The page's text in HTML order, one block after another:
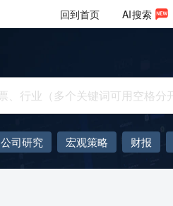
回到首页 AI搜索
公司研究 宏观策略 财报